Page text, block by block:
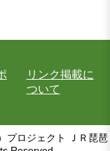
リンク掲載に
ついて
プロジェクト ＪＲ琵琶